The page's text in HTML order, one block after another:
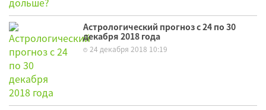
Астрологический прогноз с 24 по 30
декабря 2018 года
24 декабря 2018 10:19